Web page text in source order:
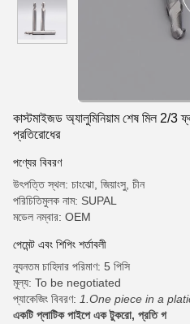
কাস্টমাইজড অ্যালুমিনিয়াম শেষ মিল 2/3
প্রতিরোধের
পণ্যের বিবরণ
উৎপত্তি স্থল: চাংঝো, জিয়াংসু, চীন
পরিচিতিমুলক নাম: SUPAL
মডেল নম্বার: OEM
পেমেন্ট এবং শিপিং শর্তাবলী
ন্যূনতম চাহিদার পরিমাণ: 5 পিসি
মূল্য: To be negotiated
প্যাকেজিং বিবরণ: 1.One piece in a
একটি প্লাটিক পাইপে এক টুকরো, প্রতি গ